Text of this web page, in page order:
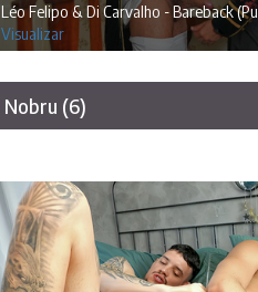
Léo Felipo & Di Carvalho - Bareback
Visualizar
Nobru (6)